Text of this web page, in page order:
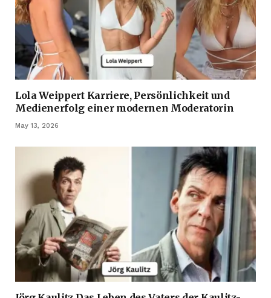
Lola Weippert Karriere, Persönlichkeit und
Medienerfolg einer modernen Moderatorin
May 13, 2026